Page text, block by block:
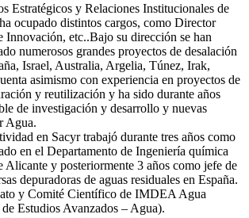
Estratégicos y Relaciones Institucionales de
ocupado distintos cargos, como Director
Innovación, etc..Bajo su dirección se han
numerosos grandes proyectos de desalación
Israel, Australia, Argelia, Túnez, Irak,
asimismo con experiencia en proyectos de
y reutilización y ha sido durante años
de investigación y desarrollo y nuevas
Agua.
en Sacyr trabajó durante tres años como
en el Departamento de Ingeniería química
Alicante y posteriormente 3 años como jefe de
depuradoras de aguas residuales en España.
y Comité Científico de IMDEA Agua
Estudios Avanzados – Agua).